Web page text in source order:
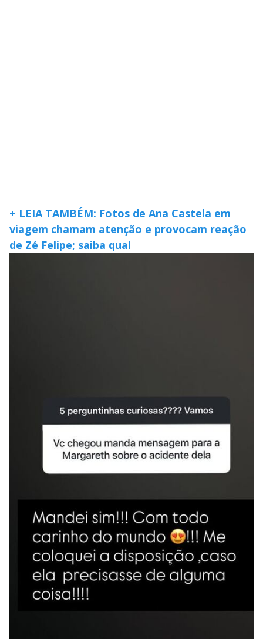
+ LEIA TAMBÉM: Fotos de Ana Castela em
viagem chamam atenção e provocam reação
de Zé Felipe; saiba qual